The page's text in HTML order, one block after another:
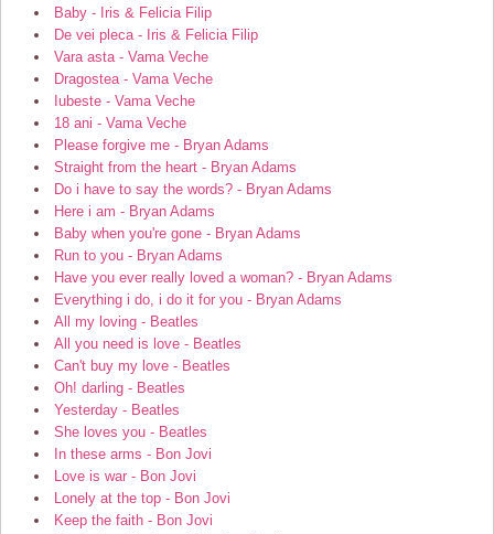
Baby - Iris & Felicia Filip
De vei pleca - Iris & Felicia Filip
Vara asta - Vama Veche
Dragostea - Vama Veche
Iubeste - Vama Veche
18 ani - Vama Veche
Please forgive me - Bryan Adams
Straight from the heart - Bryan Adams
Do i have to say the words? - Bryan Adams
Here i am - Bryan Adams
Baby when you're gone - Bryan Adams
Run to you - Bryan Adams
Have you ever really loved a woman? - Bryan Adams
Everything i do, i do it for you - Bryan Adams
All my loving - Beatles
All you need is love - Beatles
Can't buy my love - Beatles
Oh! darling - Beatles
Yesterday - Beatles
She loves you - Beatles
In these arms - Bon Jovi
Love is war - Bon Jovi
Lonely at the top - Bon Jovi
Keep the faith - Bon Jovi